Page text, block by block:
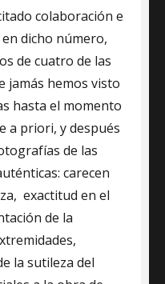
colaboración e
dicho número,
de cuatro de las
jamás hemos visto
hasta el momento
a priori, y después
de las
carecen
exactitud en el
de la
la sutileza del